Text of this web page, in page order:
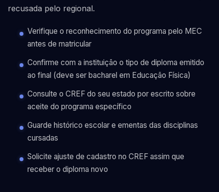
recusada pelo regional.
Verifique o reconhecimento do programa pelo MEC
antes de matricular
Confirme com a instituição o tipo de diploma emitido
ao final (deve ser bacharel em Educação Física)
Consulte o CREF do seu estado por escrito sobre
aceite do programa específico
Guarde histórico escolar e ementas das disciplinas
cursadas
Solicite ajuste de cadastro no CREF assim que
receber o diploma novo